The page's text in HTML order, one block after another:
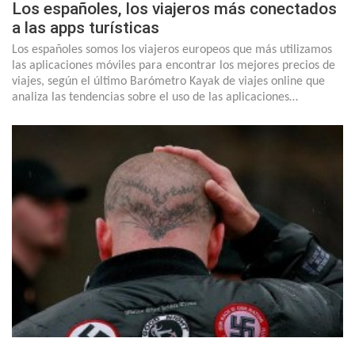
Los españoles, los viajeros más conectados
a las apps turísticas
Los españoles somos los viajeros europeos que más utilizamos
las aplicaciones móviles para encontrar los mejores precios de
viajes, según el último Barómetro Kayak de viajes online que
analiza las tendencias sobre el uso de las aplicaciones…